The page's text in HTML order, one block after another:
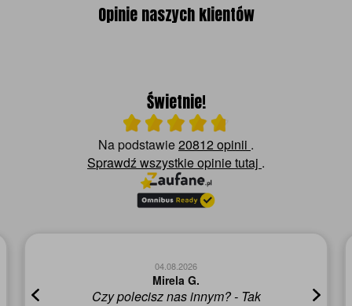
Opinie naszych klientów
Świetnie!
Ocena średnia 4.8 na 5
Na podstawie20812 opinii .
Sprawdź wszystkie opinietutaj .
04.08.2026
Czy polecisz nas innym? - Tak
Mirela G.